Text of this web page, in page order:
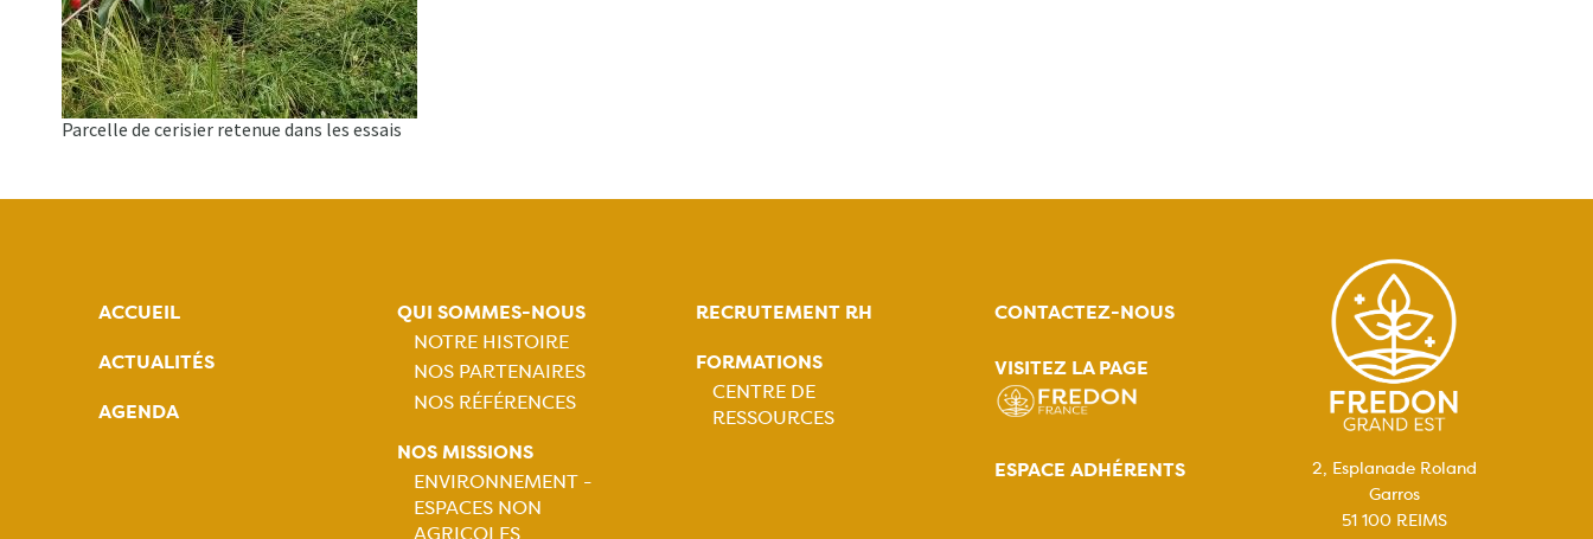
Parcelle de cerisier retenue dans les essais
ACCUEIL
ACTUALITÉS
AGENDA
QUI SOMMES-NOUS
Navigation
principale
NOTRE HISTOIRE
NOS PARTENAIRES
NOS RÉFÉRENCES
NOS MISSIONS
ENVIRONNEMENT -
ESPACES NON
AGRICOLES
RECRUTEMENT RH
FORMATIONS
CENTRE DE
RESSOURCES
CONTACTEZ-NOUS
VISITEZ LA PAGE
ESPACE ADHÉRENTS
2, Esplanade Roland
Garros
51 100 REIMS